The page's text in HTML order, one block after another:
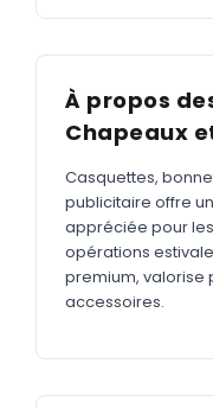
À propos
Chapeaux
Casquettes,
publicitaire offre
appréciée pour
opérations
premium, valorise
accessoires.